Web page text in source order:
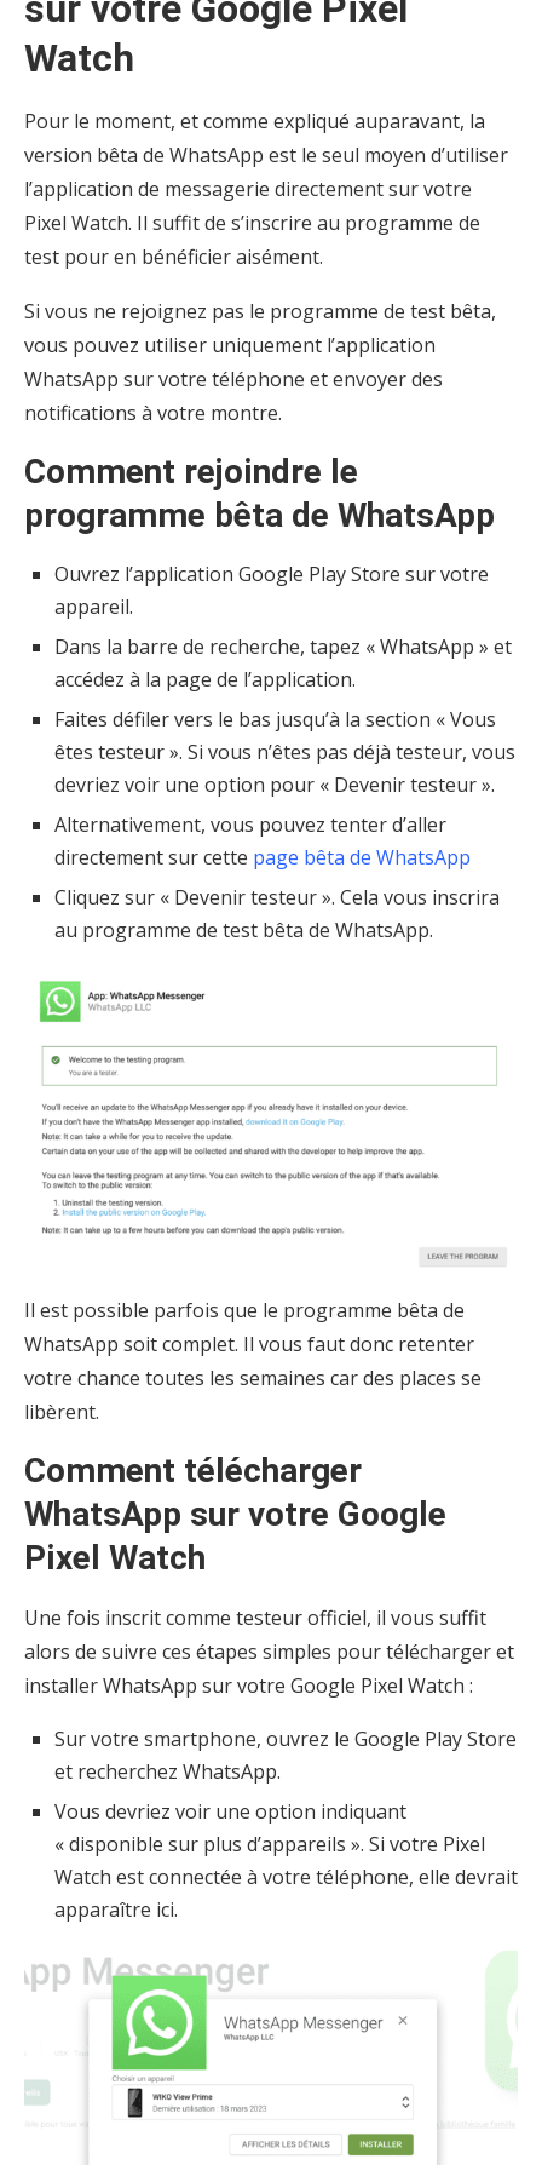
Watch
Pour le moment, et comme expliqué auparavant, la
version bêta de WhatsApp est le seul moyen d’utiliser
l’application de messagerie directement sur votre
Pixel Watch. Il suffit de s’inscrire au programme de
test pour en bénéficier aisément.
Si vous ne rejoignez pas le programme de test bêta,
vous pouvez utiliser uniquement l’application
WhatsApp sur votre téléphone et envoyer des
notifications à votre montre.
Comment rejoindre le
programme bêta de WhatsApp
Ouvrez l’application Google Play Store sur votre
appareil.
Dans la barre de recherche, tapez « WhatsApp » et
accédez à la page de l’application.
Faites défiler vers le bas jusqu’à la section « Vous
êtes testeur ». Si vous n’êtes pas déjà testeur, vous
devriez voir une option pour « Devenir testeur ».
Alternativement, vous pouvez tenter d’aller
directement sur cette page bêta de WhatsApp
Cliquez sur « Devenir testeur ». Cela vous inscrira
au programme de test bêta de WhatsApp.
Il est possible parfois que le programme bêta de
WhatsApp soit complet. Il vous faut donc retenter
votre chance toutes les semaines car des places se
libèrent.
Comment télécharger
WhatsApp sur votre Google
Pixel Watch
Une fois inscrit comme testeur officiel, il vous suffit
alors de suivre ces étapes simples pour télécharger et
installer WhatsApp sur votre Google Pixel Watch :
Sur votre smartphone, ouvrez le Google Play Store
et recherchez WhatsApp.
Vous devriez voir une option indiquant
« disponible sur plus d’appareils ». Si votre Pixel
Watch est connectée à votre téléphone, elle devrait
apparaître ici.